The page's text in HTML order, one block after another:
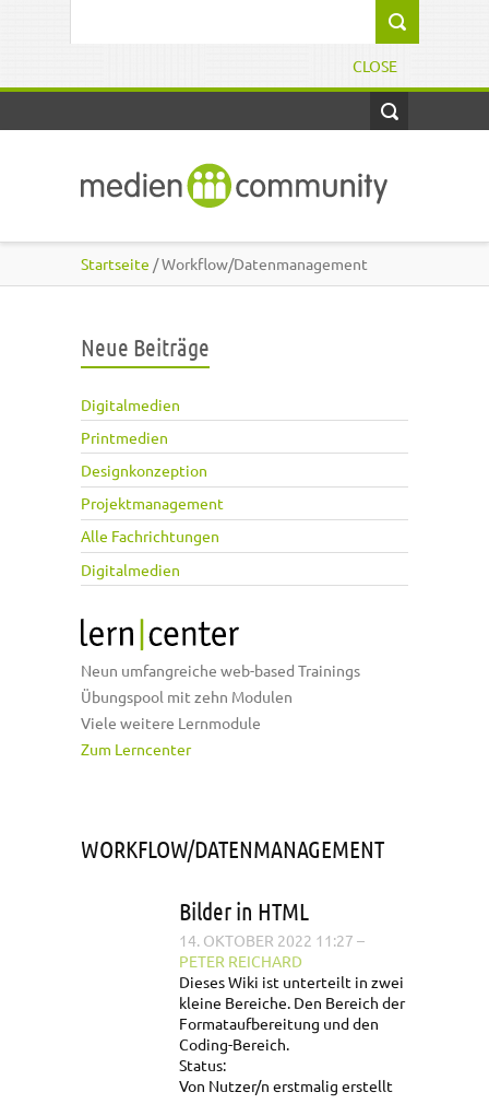
CLOSE
Startseite / Workflow/Datenmanagement
Neue Beiträge
Digitalmedien
Printmedien
Designkonzeption
Projektmanagement
Alle Fachrichtungen
Digitalmedien
Neun umfangreiche web-based Trainings
Übungspool mit zehn Modulen
Viele weitere Lernmodule
Zum Lerncenter
WORKFLOW/DATENMANAGEMENT
Bilder in HTML
14. OKTOBER 2022 11:27 –
PETER REICHARD
Dieses Wiki ist unterteilt in zwei
kleine Bereiche. Den Bereich der
Formataufbereitung und den
Coding-Bereich.
Status:
Von Nutzer/n erstmalig erstellt